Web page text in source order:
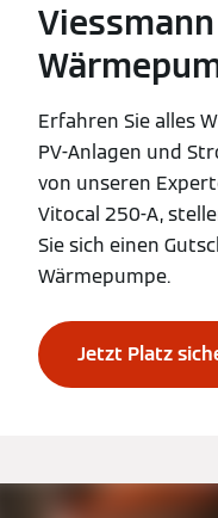
Erfahren Sie alles
PV-Anlagen und
von unseren
Vitocal 250-A,
Sie sich einen
Wärmepumpe.
Jetzt Platz